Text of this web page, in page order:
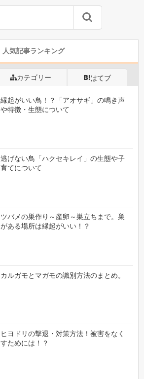
人気記事ランキング
カテゴリー はてブ
縁起がいい鳥！？「アオサギ」の鳴き声
や特徴・生態について
逃げない鳥「ハクセキレイ」の生態や子
育てについて
ツバメの巣作り～産卵～巣立ちまで。巣
がある場所は縁起がいい！？
カルガモとマガモの識別方法のまとめ。
ヒヨドリの撃退・対策方法！被害をなく
すためには！？